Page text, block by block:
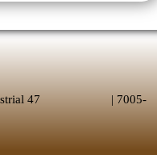
Indústrial 47 | 7005-